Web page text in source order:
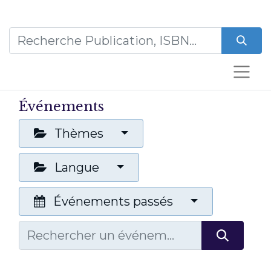
Événements
Thèmes
Langue
Événements passés